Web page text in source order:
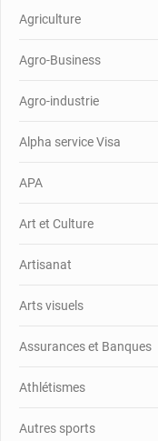
Agriculture
Agro-Business
Agro-industrie
Alpha service Visa
APA
Art et Culture
Artisanat
Arts visuels
Assurances et Banques
Athlétismes
Autres sports